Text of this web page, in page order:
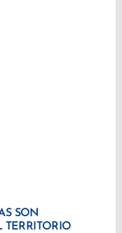
SON
TERRITORIO